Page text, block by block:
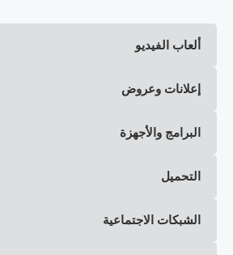
ألعاب الفيديو
إعلانات وعروض
البرامج والأجهزة
التحميل
الشبكات الاجتماعية